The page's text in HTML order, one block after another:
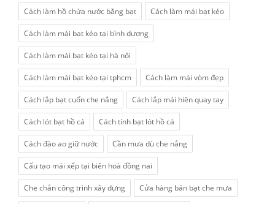
Cách làm hồ chứa nước bằng bạt Cách làm mái bạt kéo
Cách làm mái bạt kéo tại bình dương
Cách làm mái bạt kéo tại hà nội
Cách làm mái bạt kéo tại tphcm Cách làm mái vòm đẹp
Cách lắp bạt cuốn che nắng Cách lắp mái hiên quay tay
Cách lót bạt hồ cá Cách tính bạt lót hồ cá
Cách đào ao giữ nước Cần mưa dù che nắng
Cấu tạo mái xếp tại biên hoà đồng nai
Che chắn công trình xây dựng Cửa hàng bán bạt che mưa